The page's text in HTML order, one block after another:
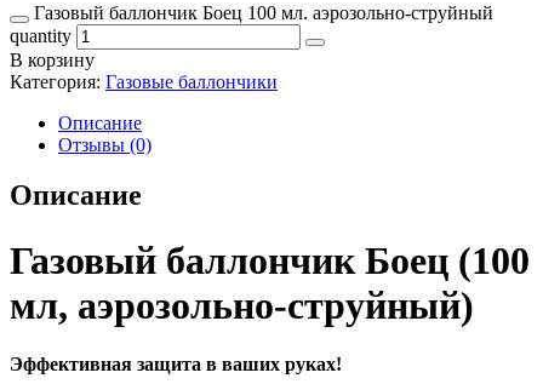
Газовый баллончик Боец 100 мл. аэрозольно-струйный
quantity
В корзину
Категория: Газовые баллончики
Описание
Отзывы (0)
Описание
Газовый баллончик Боец (100
мл, аэрозольно-струйный)
Эффективная защита в ваших руках!